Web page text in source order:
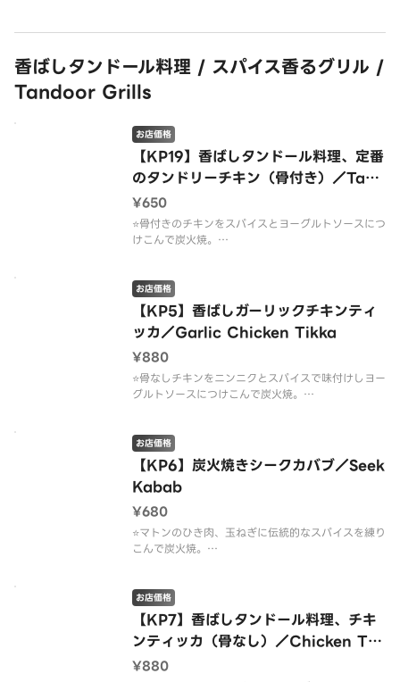
香ばしタンドール料理 / スパイス香るグリル /
Tandoor Grills
【KP19】香ばしタンドール料理、定番
のタンドリーチキン（骨付き）／Tand
oori Chicken
お店価格
¥650
⭐️骨付きのチキンをスパイスとヨーグルトソースにつ
けこんで炭火焼。
【KP5】香ばしガーリックチキンティ
ッカ／Garlic Chicken Tikka
お店価格
¥880
⭐️骨なしチキンをニンニクとスパイスで味付けしヨー
グルトソースにつけこんで炭火焼。
⭐️特製スパイスとガーリックで味付けした、本格タン
ドールチキン。
【KP6】炭火焼きシークカバブ／Seek
Kabab
お店価格
¥680
⭐️マトンのひき肉、玉ねぎに伝統的なスパイスを練り
こんで炭火焼。
⭐️炭火香るジューシーカバブ！
【KP7】香ばしタンドール料理、チキ
ンティッカ（骨なし）／Chicken Tik
ka
お店価格
¥880